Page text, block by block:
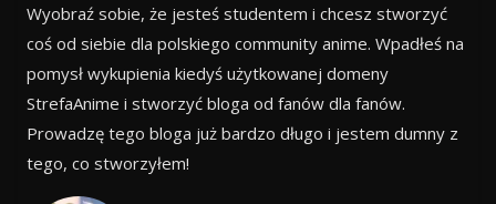
Wyobraź sobie, że jesteś studentem i chcesz stworzyć
coś od siebie dla polskiego community anime. Wpadłeś na
pomysł wykupienia kiedyś użytkowanej domeny
StrefaAnime i stworzyć bloga od fanów dla fanów.
Prowadzę tego bloga już bardzo długo i jestem dumny z
tego, co stworzyłem!